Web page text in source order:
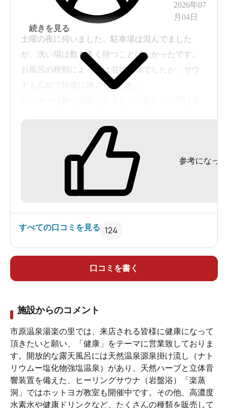
希望を選んでタップ。
光量を落としてあります。中庭の縁側に座って寛いだり
ここでドリンクを飲んだりしてもいいんですって。湯上
りにやってみたいですね！
2026年07
月04日
土曜の夜に伺いました。駐車場は混んでました
が、洗い場は数も多く待つことはなかったです。
お風呂の種類によっては混雑気味でしたが、サウ
ナも広めで快適に過ごせました。
続きを見る
参考になった
すべての口コミを見る 124
口コミを書く
施設からのコメント
市原温泉湯楽の里では、来店される皆様に健康になって
頂きたいと願い、「健康」をテーマに営業致しておりま
す。開放的な露天風呂には天然温泉源泉掛け流し（ナト
リウムー塩化物強塩温泉）があり、天然ハーブと立体音
響装置を備えた、ヒーリングサウナ（岩盤浴）「楽蒸
洞」ではホットヨガ教室も開催中です。その他、高濃度
水素水や健康ドリンクなど、たくさんの種類を販売して